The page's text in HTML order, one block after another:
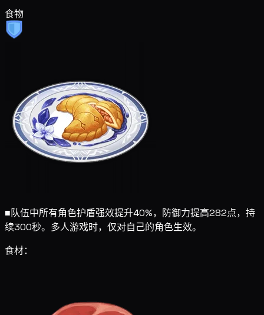
食物
■队伍中所有角色护盾强效提升40%，防御力提高282点，持
续300秒。多人游戏时，仅对自己的角色生效。
食材：